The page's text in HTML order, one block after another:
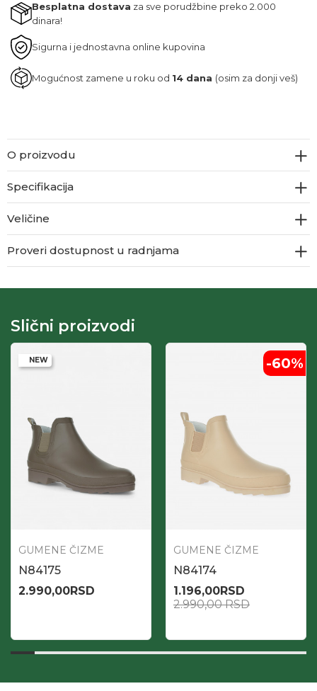
Besplatna dostava za sve porudžbine preko 2.000
dinara!
Sigurna i jednostavna online kupovina
Mogućnost zamene u roku od 14 dana (osim za donji veš)
O proizvodu
Specifikacija
Veličine
Proveri dostupnost u radnjama
Slični proizvodi
NEW
GUMENE ČIZME
N84175
2.990,00RSD
-60%
GUMENE ČIZME
N84174
1.196,00RSD
2.990,00RSD